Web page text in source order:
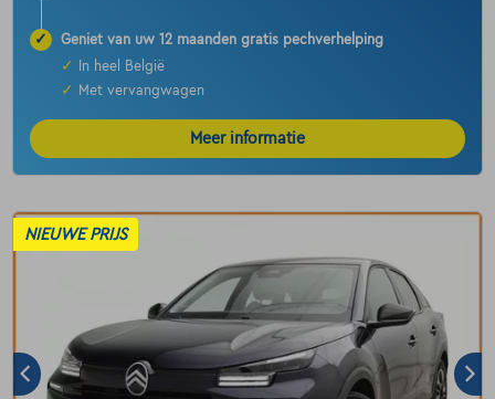
✓
Geniet van uw 12 maanden gratis pechverhelping
✓
In heel België
✓
Met vervangwagen
Meer informatie
NIEUWE PRIJS